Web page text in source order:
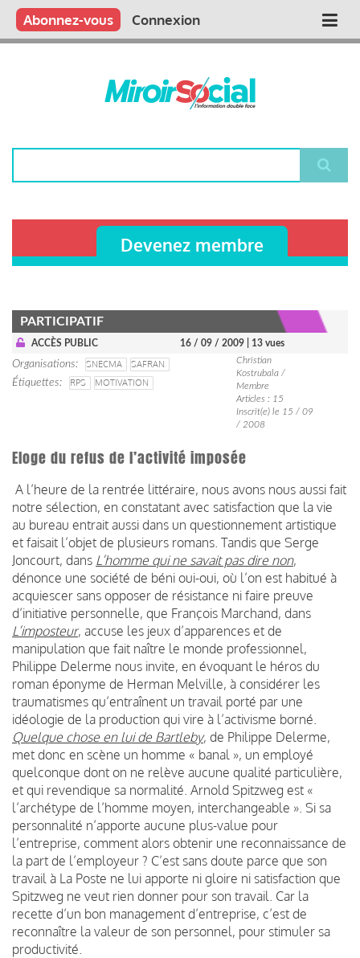
Aller
contenu
Main
Qui sommes nous ?
Vous publiez
Nous publions
Contactez-nous
Abonnez-vous Connexion
Devenez membre
PARTICIPATIF
ACCÈS PUBLIC 16 / 09 / 2009 | 13 vues
Organisations SNECMA
SAFRAN
Étiquettes
RPS MOTIVATION
Christian
Kostrubala /
Membre
Articles : 15
Inscrit(e) le 15 / 09
/ 2008
Eloge du refus de l’activité imposée
A l’heure de la rentrée littéraire, nous avons nous aussi fait
notre sélection, en constatant avec satisfaction que la vie
au bureau entrait aussi dans un questionnement artistique
et faisait l’objet de plusieurs romans. Tandis que Serge
Joncourt, dans L’homme qui ne savait pas dire non,
dénonce une société de béni oui-oui, où l’on est habitué à
acquiescer sans opposer de résistance ni faire preuve
d’initiative personnelle, que François Marchand, dans
L’imposteur, accuse les jeux d’apparences et de
manipulation que fait naître le monde professionnel,
Philippe Delerme nous invite, en évoquant le héros du
roman éponyme de Herman Melville, à considérer les
traumatismes qu’entraînent un travail porté par une
idéologie de la production qui vire à l’activisme borné.
Quelque chose en lui de Bartleby, de Philippe Delerme,
met donc en scène un homme « banal », un employé
quelconque dont on ne relève aucune qualité particulière,
et qui revendique sa normalité. Arnold Spitzweg est «
l’archétype de l’homme moyen, interchangeable ». Si sa
personnalité n’apporte aucune plus-value pour
l’entreprise, comment alors obtenir une reconnaissance de
la part de l’employeur ? C’est sans doute parce que son
travail à La Poste ne lui apporte ni gloire ni satisfaction que
Spitzweg ne veut rien donner pour son travail. Car la
recette d’un bon management d’entreprise, c’est de
reconnaître la valeur de son personnel, pour stimuler sa
productivité.